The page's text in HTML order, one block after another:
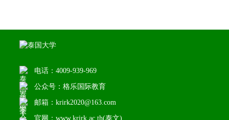
电话：4009-939-969
公众号：格乐国际教育
邮箱：krirk2020@163.com
官网：www.krirk.ac.th(泰文)